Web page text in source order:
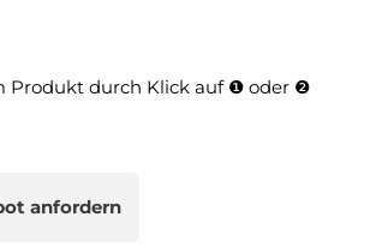
Produkt durch Klick auf ❶ oder ❷
anfordern